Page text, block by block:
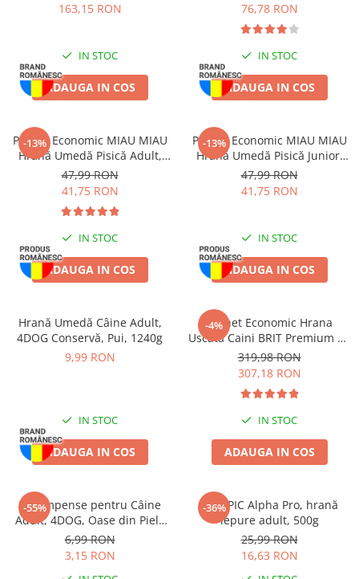
163,15 RON
IN STOC
ADAUGA IN COS
4x5L
76,78 RON
IN STOC
ADAUGA IN COS
-13%
Pachet Economic MIAU MIAU
Hrană Umedă Pisică Adult,
Somon în sos, 24x100g
47,99 RON
41,75 RON
IN STOC
ADAUGA IN COS
-13%
Pachet Economic MIAU MIAU
Hrană Umedă Pisică Junior,
Pui în sos, 24x100g
47,99 RON
41,75 RON
IN STOC
ADAUGA IN COS
Hrană Umedă Câine Adult,
4DOG Conservă, Pui, 1240g
9,99 RON
IN STOC
ADAUGA IN COS
-4%
Pachet Economic Hrana
Uscata Caini BRIT Premium by
Nature Medium Adult 2x15kg
319,98 RON
307,18 RON
IN STOC
ADAUGA IN COS
-55%
Recompense pentru Câine
Adult, 4DOG, Oase din Piele
Presată, 8.5cm, 3 bucăți
6,99 RON
3,15 RON
-36%
CUNIPIC Alpha Pro, hrană
iepure adult, 500g
25,99 RON
16,63 RON